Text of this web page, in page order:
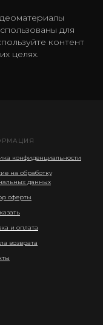
для
контент
целях.
конфиденциальности
на обработку
данных
оферты
и оплата
возврата